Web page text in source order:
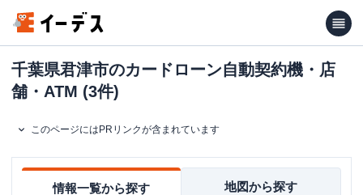
千葉県君津市のカードローン自動契約機・店
舗・ATM (3件)
このページにはPRリンクが含まれています
情報一覧から探す 地図から探す